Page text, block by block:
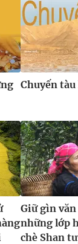
Chuyến
Giữ gìn
những lớp
chè Shan